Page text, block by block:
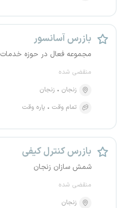
بازرس آسانسور
مجموعه فعال در حوزه خدمات
منقضی شده
زنجان
زنجان
تمام وقت
پاره وقت
بازرس کنترل کیفی
شمش سازان زنجان
منقضی شده
زنجان